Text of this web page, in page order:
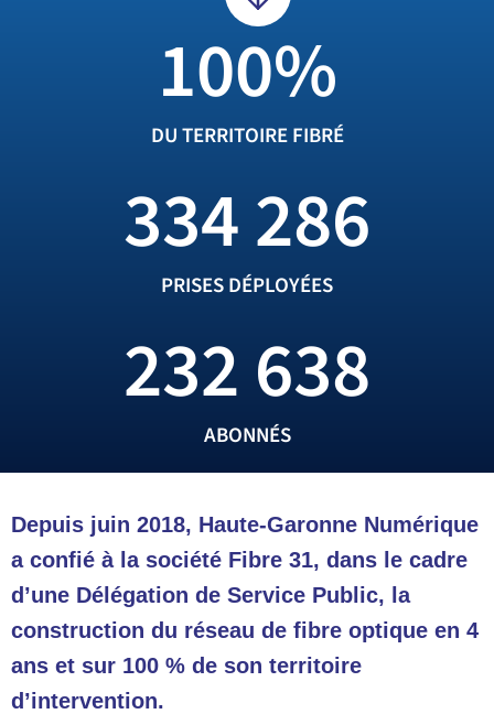
DES OBJECTIFS ATTEINTS ET
DÉPASSÉS !
DU TERRITOIRE FIBRÉ
100%
PRISES DÉPLOYÉES
334 286
ABONNÉS​
232 638
Depuis juin 2018, Haute-Garonne Numérique
a confié à la société Fibre 31, dans le cadre
d’une Délégation de Service Public, la
construction du réseau de fibre optique en 4
ans et sur 100 % de son territoire
d’intervention.